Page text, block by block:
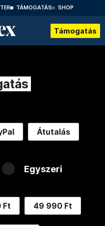
TÁMOGATÁS SHOP
Támogatás
Átutalás
Egyszeri
Ft 49 990 Ft